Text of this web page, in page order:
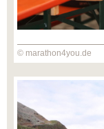
© marathon4you.de